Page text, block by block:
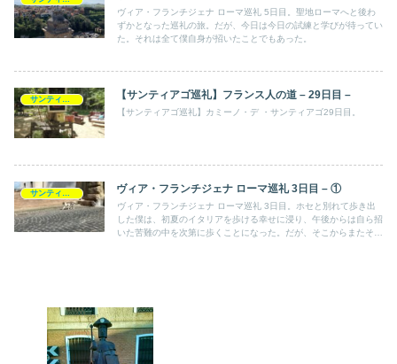
ヴィア・フランチジェナ ローマ巡礼 5日目。聖地ローマへと後わ
ずかとなった巡礼の旅。だが、今日は今日の試練と学びが待ってい
た。それは全て僕自身が招いたことでもあった。
【サンティアゴ巡礼】フランス人の道 – 29日目 –
【サンティアゴ巡礼】カミーノ・デ ・サンティアゴ29日目。
ヴィア・フランチジェナ ローマ巡礼 3日目 – ①
ヴィア・フランチジェナ ローマ巡礼 3日目。ホセと別れて歩き出
した僕は、初夏のイタリアを歩ける幸せに浸り、午後からは自ら招
いた苦難の中を次第に歩くことになった。だが、そこからまたその